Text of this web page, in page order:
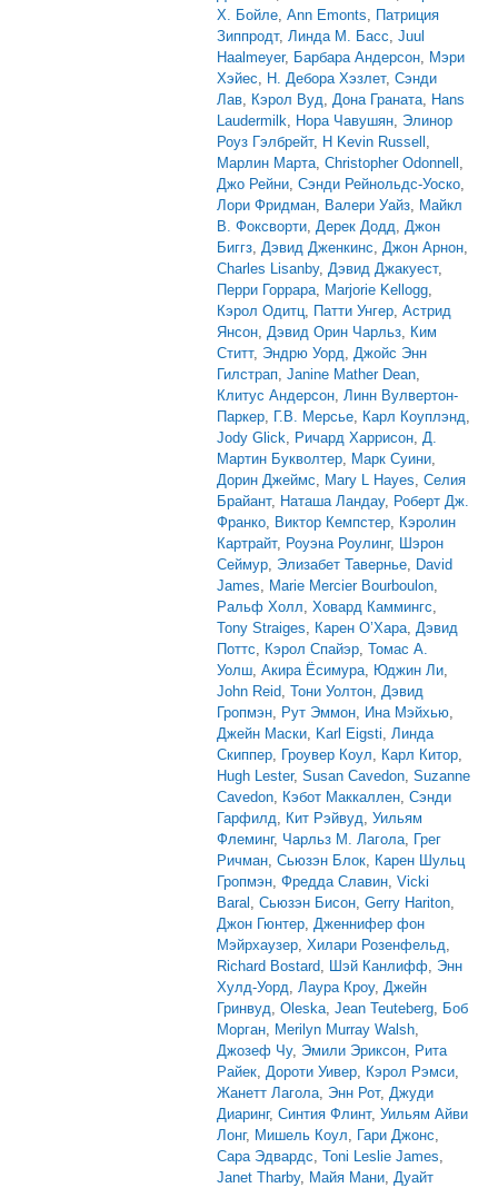
Х. Бойле, Ann Emonts, Патриция
Зиппродт, Линда М. Басс, Juul
Haalmeyer, Барбара Андерсон, Мэри
Хэйес, Н. Дебора Хэзлет, Сэнди
Лав, Кэрол Вуд, Дона Граната, Hans
Laudermilk, Нора Чавушян, Элинор
Роуз Гэлбрейт, H Kevin Russell ,
Марлин Марта, Christopher Odonnell ,
Джо Рейни, Сэнди Рейнольдс-Уоско,
Лори Фридман, Валери Уайз, Майкл
В. Фоксворти, Дерек Додд, Джон
Биггз, Дэвид Дженкинс, Джон Арнон,
Charles Lisanby, Дэвид Джакуест,
Перри Горрара, Marjorie Kellogg,
Кэрол Одитц, Патти Унгер, Астрид
Янсон, Дэвид Орин Чарльз, Ким
Ститт, Эндрю Уорд, Джойс Энн
Гилстрап, Janine Mather Dean,
Клитус Андерсон, Линн Вулвертон-
Паркер, Г.В. Мерсье, Карл Коуплэнд,
Jody Glick, Ричард Харрисон, Д.
Мартин Букволтер, Марк Суини,
Дорин Джеймс, Mary L Hayes, Селия
Брайант, Наташа Ландау, Роберт Дж.
Франко, Виктор Кемпстер, Кэролин
Картрайт, Роуэна Роулинг, Шэрон
Сеймур, Элизабет Тавернье, David
James, Marie Mercier Bourboulon,
Ральф Холл, Ховард Каммингс,
Tony Straiges, Карен О’Хара, Дэвид
Поттс, Кэрол Спайэр, Томас А.
Уолш, Акира Ёсимура, Юджин Ли,
John Reid, Тони Уолтон, Дэвид
Гропмэн, Рут Эммон, Ина Мэйхью,
Джейн Маски, Karl Eigsti, Линда
Скиппер, Гроувер Коул, Карл Китор,
Hugh Lester, Susan Cavedon, Suzanne
Cavedon, Кэбот Маккаллен, Сэнди
Гарфилд, Кит Рэйвуд, Уильям
Флеминг, Чарльз М. Лагола, Грег
Ричман, Сьюзэн Блок, Карен Шульц
Гропмэн, Фредда Славин, Vicki
Baral , Сьюзэн Бисон, Gerry Hariton,
Джон Гюнтер, Дженнифер фон
Мэйрхаузер, Хилари Розенфельд,
Richard Bostard, Шэй Канлифф, Энн
Хулд-Уорд, Лаура Кроу, Джейн
Гринвуд, Oleska, Jean Teuteberg, Боб
Морган, Merilyn Murray Walsh,
Джозеф Чу, Эмили Эриксон, Рита
Райек, Дороти Уивер, Кэрол Рэмси,
Жанетт Лагола, Энн Рот, Джуди
Диаринг, Синтия Флинт, Уильям Айви
Лонг, Мишель Коул, Гари Джонс,
Сара Эдвардс, Toni Leslie James,
Janet Tharby, Майя Мани, Дуайт